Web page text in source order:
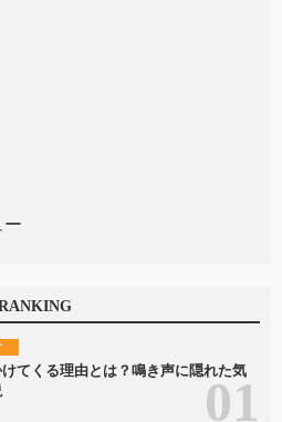
ー
てくる理由とは？鳴き声に隠れた気